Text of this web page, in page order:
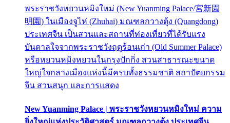
พระราชวังหยวนหมิงใหม่ (New Yuanming Palace/宮新園
明園) ในเมืองจูไห่ (Zhuhai) มณฑลกวางตุ้ง (Quangdong)
ประเทศจีน เป็นสวนและสถานที่ท่องเที่ยวที่ได้รับแรง
บันดาลใจจากพระราชวังฤดูร้อนเก่า (Old Summer Palace)
หรือหยวนหมิงหยวนในกรุงปักกิ่ง สวนสาธารณะขนาด
ใหญ่ใจกลางเมืองแห่งนี้มีครบทั้งธรรมชาติ สถาปัตยกรรม
จีน สวนสนุก และการแสดง
New Yuanming Palace | พระราชวังหยวนหมิงใหม่ ความ